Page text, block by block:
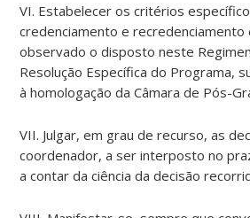
VI. Estabelecer os critérios
credenciamento e recredenciamento
observado o disposto neste
Resolução Específica do Programa,
à homologação da Câmara de Pós-
VII. Julgar, em grau de recurso, as
coordenador, a ser interposto no
a contar da ciência da decisão